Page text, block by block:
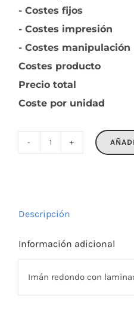
- Costes fijos
- Costes impresión
- Costes manipulación
Costes producto
Precio total
Coste por unidad
MAGROUND
Descripción
Información adicional
Imán redondo con